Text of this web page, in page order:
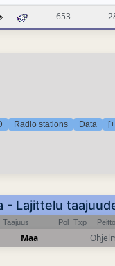
653
Radio stations Data
- Lajittelu
Taajuus Pol Txp
Maa